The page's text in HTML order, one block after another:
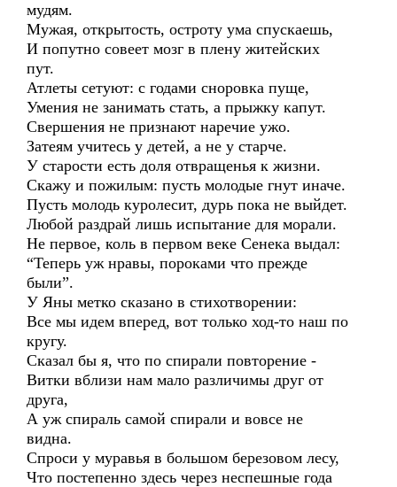
мудям.
Мужая, открытость, остроту ума спускаешь,
И попутно совеет мозг в плену житейских
пут.
Атлеты сетуют: с годами сноровка пуще,
Умения не занимать стать, а прыжку капут.
Свершения не признают наречие ужо.
Затеям учитесь у детей, а не у старче.
У старости есть доля отвращенья к жизни.
Скажу и пожилым: пусть молодые гнут иначе.
Пусть молодь куролесит, дурь пока не выйдет.
Любой раздрай лишь испытание для морали.
Не первое, коль в первом веке Сенека выдал:
“Теперь уж нравы, пороками что прежде
были”.
У Яны метко сказано в стихотворении:
Все мы идем вперед, вот только ход-то наш по
кругу.
Сказал бы я, что по спирали повторение -
Витки вблизи нам мало различимы друг от
друга,
А уж спираль самой спирали и вовсе не
видна.
Спроси у муравья в большом березовом лесу,
Что постепенно здесь через неспешные года